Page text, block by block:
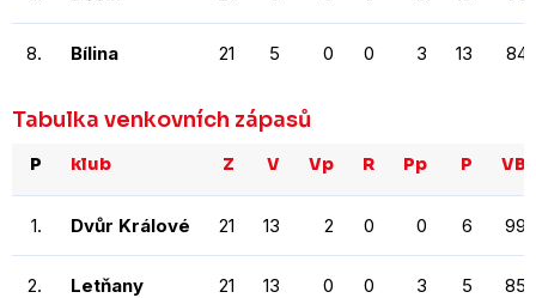
8. Bílina 21 5 0 0 3 13 84
Tabulka venkovních zápasů
P klub Z V Vp R Pp P VB
1. Dvůr Králové 21 13 2 0 0 6 99
2. Letňany 21 13 0 0 3 5 85